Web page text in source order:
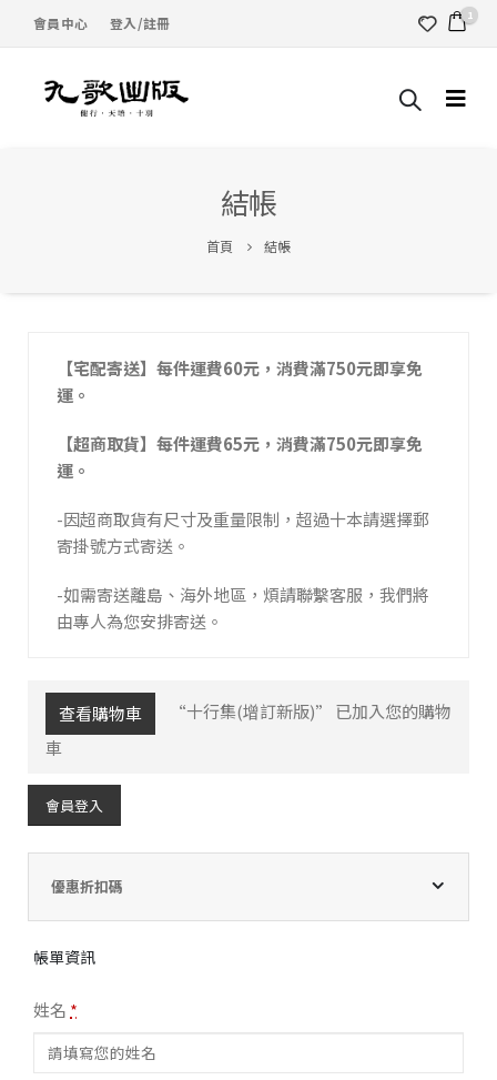
會員中心 登入/註冊 1
結帳
首頁 結帳
【宅配寄送】每件運費60元，消費滿750元即享免
運。
【超商取貨】每件運費65元，消費滿750元即享免
運。
-因超商取貨有尺寸及重量限制，超過十本請選擇郵
寄掛號方式寄送。
-如需寄送離島、海外地區，煩請聯繫客服，我們將
由專人為您安排寄送。
查看購物車
“十行集(增訂新版)” 已加入您的購物
車
會員登入
優惠折扣碼
帳單資訊
姓名 *